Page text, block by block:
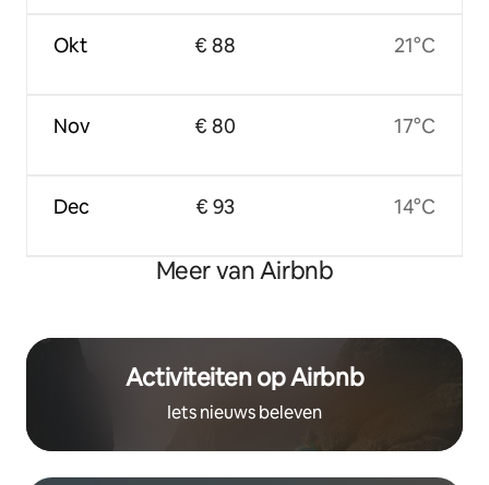
Okt
Nov
Dec
€ 88
€ 80
€ 93
21°C
17°C
14°C
Meer van Airbnb
Activiteiten op Airbnb
Iets nieuws beleven